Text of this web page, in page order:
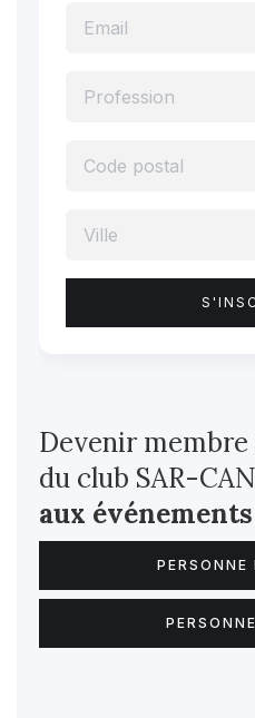
Devenir
du club SAR-
aux
PERSONNE